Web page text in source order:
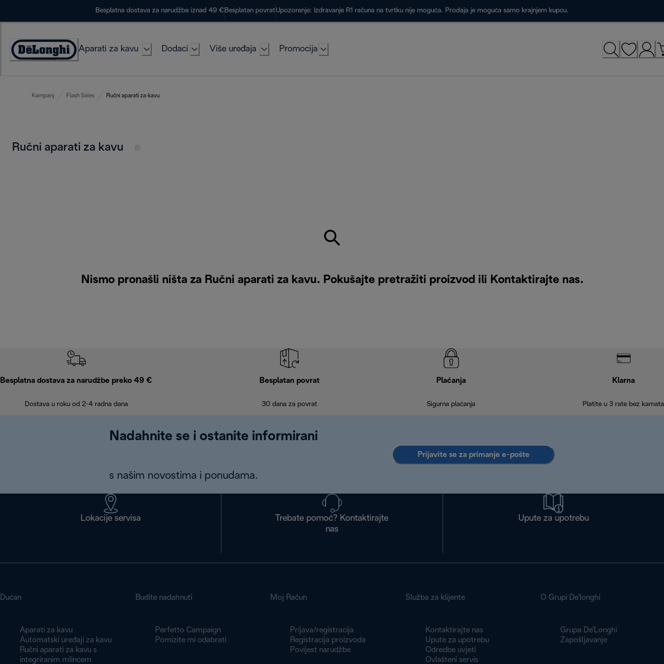
Besplatna dostava za narudžbe iznad 49 € Besplatan povratUpozorenje: Izdravanje R1 računa na tvrtku nije moguća. Prodaja je moguća samo krajnjem kupcu.
Accessibility
Aparati za kavu Dodaci Više uređaja Promocija
Kampanj Flash Sales Ručni aparati za kavu
Ručni aparati za kavu
Nismo pronašli ništa za Ručni aparati za kavu. Pokušajte pretražiti proizvod ili Kontaktirajte nas.
Besplatna dostava za narudžbe preko 49 €
Dostava u roku od 2-4 radna dana
Besplatan povrat
30 dana za povrat
Plaćanja
Sigurna plaćanja
Klarna
Platite u 3 rate bez kamata
Nadahnite se i ostanite informirani
s našim novostima i ponudama.
Prijavite se za primanje e-pošte
Lokacije servisa
Trebate pomoć? Kontaktirajte
nas
Upute za upotrebu
Dućan
Aparati za kavu
Automatski uređaji za kavu
Ručni aparati za kavu s
integriranim mlincem
Budite nadahnuti
Perfetto Campaign
Pomizite mi odabrati
Moj Račun
Prijava/registracija
Registracija proizvoda
Povijest narudžbe
Služba za klijente
Kontaktirajte nas
Upute za upotrebu
Odredbe uvjeti
Ovlašteni servis
O Grupi De'longhi
Grupa De'Longhi
Zapošljavanje